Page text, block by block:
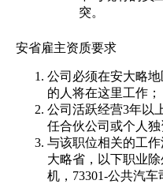
突。
安省雇主资质要求
公司必须在安大略
的人将在这里工作；
公司活跃经营3年以
任合伙公司或个人独
与该职位相关的工
大略省，以下职业除
机，73301-公共汽